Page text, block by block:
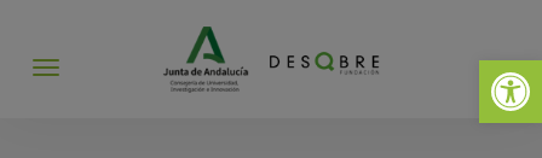
Abrir
Abrir